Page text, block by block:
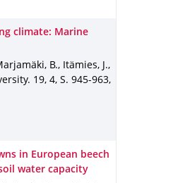
climate: Marine
B., Itämies, J.,
. 19, 4, S. 945-963,
in European beech
water capacity